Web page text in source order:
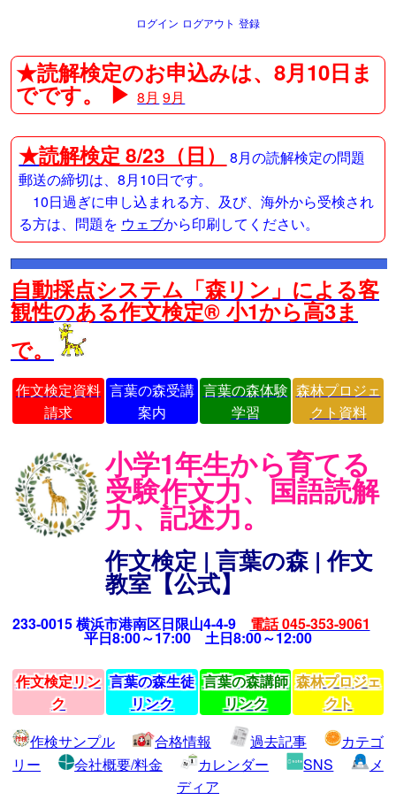
ログイン ログアウト 登録
★読解検定のお申込みは、8月10日ま
でです。 ▶8月 9月
★読解検定 8/23（日）
8月の読解検定の問題
郵送の締切は、8月10日です。
10日過ぎに申し込まれる方、及び、海外から受検され
る方は、問題を ウェブから印刷してください。
自動採点システム「森リン」による客
観性のある作文検定® 小1から高3ま
で。
作文検定資料
請求
言葉の森受講
案内
言葉の森体験
学習
森林プロジェ
クト資料
小学1年生から育てる
受験作文力、国語読解
力、記述力。
作文検定 | 言葉の森 | 作文
教室【公式】
233-0015 横浜市港南区日限山4-4-9 電話 045-353-9061
平日8:00～17:00 土日8:00～12:00
作文検定リン
ク
言葉の森生徒
リンク
言葉の森講師
リンク
森林プロジェ
クト
作検サンプル
合格情報 過去記事
カテゴ
リー
会社概要/料金 カレンダー SNS
メ
ディア